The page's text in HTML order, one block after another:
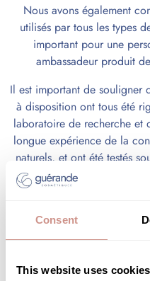
Consent
This website uses cookies
Nous avons également
utilisés par tous les types
important pour une
ambassadeur produit
Il est important de souligner
à disposition ont tous été
laboratoire de recherche et
longue expérience de la
naturels, et ont été testés
de garantir un
Quel type de